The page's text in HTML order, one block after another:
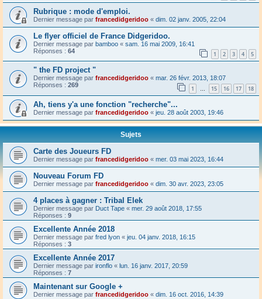
Rubrique : mode d'emploi.
Dernier message par francedidgeridoo « dim. 02 janv. 2005, 22:04
Le flyer officiel de France Didgeridoo.
Dernier message par bamboo « sam. 16 mai 2009, 16:41
Réponses : 64 1 2 3 4 5
" the FD project "
Dernier message par francedidgeridoo « mar. 26 févr. 2013, 18:07
Réponses : 269 1 … 15 16 17 18
Ah, tiens y'a une fonction "recherche"...
Dernier message par francedidgeridoo « jeu. 28 août 2003, 19:46
Sujets
Carte des Joueurs FD
Dernier message par francedidgeridoo « mer. 03 mai 2023, 16:44
Nouveau Forum FD
Dernier message par francedidgeridoo « dim. 30 avr. 2023, 23:05
4 places à gagner : Tribal Elek
Dernier message par Duct Tape « mer. 29 août 2018, 17:55
Réponses : 9
Excellente Année 2018
Dernier message par fred lyon « jeu. 04 janv. 2018, 16:15
Réponses : 3
Excellente Année 2017
Dernier message par ironflo « lun. 16 janv. 2017, 20:59
Réponses : 7
Maintenant sur Google +
Dernier message par francedidgeridoo « dim. 16 oct. 2016, 14:39